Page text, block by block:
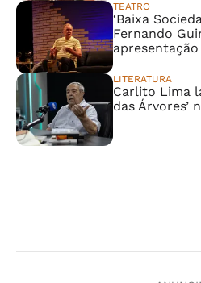
TEATRO
‘Baixa
Fernando
LITERATURA
Carlito Lima
das Árvores’